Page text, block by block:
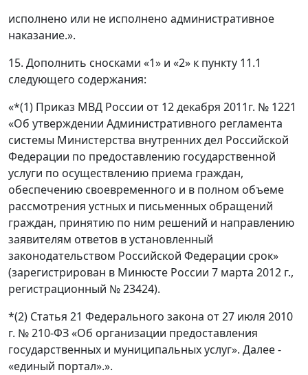
исполнено или не исполнено административное
наказание.».
15. Дополнить сносками «1» и «2» к пункту 11.1
следующего содержания:
«*(1) Приказ МВД России от 12 декабря 2011г. № 1221
«Об утверждении Административного регламента
системы Министерства внутренних дел Российской
Федерации по предоставлению государственной
услуги по осуществлению приема граждан,
обеспечению своевременного и в полном объеме
рассмотрения устных и письменных обращений
граждан, принятию по ним решений и направлению
заявителям ответов в установленный
законодательством Российской Федерации срок»
(зарегистрирован в Минюсте России 7 марта 2012 г.,
регистрационный № 23424).
*(2) Статья 21 Федерального закона от 27 июля 2010
г. № 210-ФЗ «Об организации предоставления
государственных и муниципальных услуг». Далее -
«единый портал».».